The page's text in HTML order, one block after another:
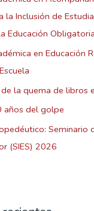
la Inclusión de
Educación Obligatoria
en Educación
la quema de libros
años del golpe
Seminario
(SIES) 2026